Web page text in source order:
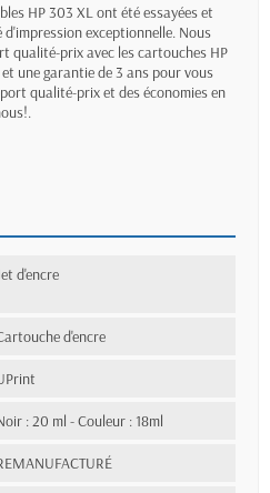
HP 303 XL ont été essayées et
exceptionnelle. Nous
qualité-prix avec les cartouches HP
une garantie de 3 ans pour vous
qualité-prix et des économies en
d'encre
d'encre
: 20 ml - Couleur : 18ml